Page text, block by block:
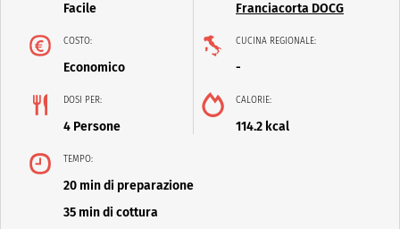
Facile Franciacorta DOCG
COSTO:
Economico
CUCINA REGIONALE:
-
DOSI PER:
4 Persone
CALORIE:
114.2 kcal
TEMPO:
20 min di preparazione
35 min di cottura